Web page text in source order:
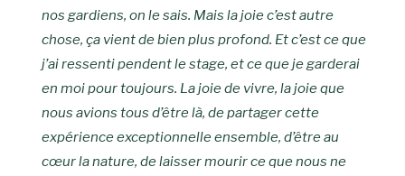
nos gardiens, on le sais. Mais la joie c’est autre
chose, ça vient de bien plus profond. Et c’est ce que
j’ai ressenti pendent le stage, et ce que je garderai
en moi pour toujours. La joie de vivre, la joie que
nous avions tous d’être là, de partager cette
expérience exceptionnelle ensemble, d’être au
cœur la nature, de laisser mourir ce que nous ne